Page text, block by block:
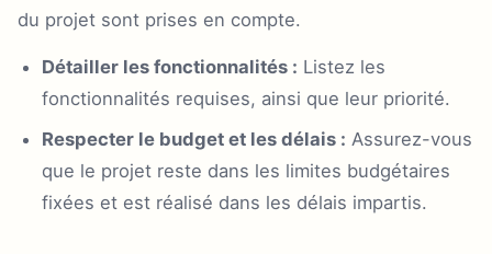
du projet sont prises en compte.
Détailler les fonctionnalités : Listez les
fonctionnalités requises, ainsi que leur priorité.
Respecter le budget et les délais : Assurez-vous
que le projet reste dans les limites budgétaires
fixées et est réalisé dans les délais impartis.